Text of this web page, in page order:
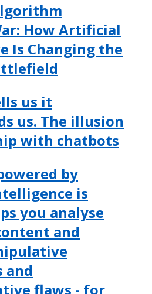
How Artificial
Is Changing the
us it
us. The illusion
with chatbots
by
is
you analyse
and
and
flaws - for